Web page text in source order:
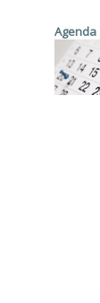
Agenda